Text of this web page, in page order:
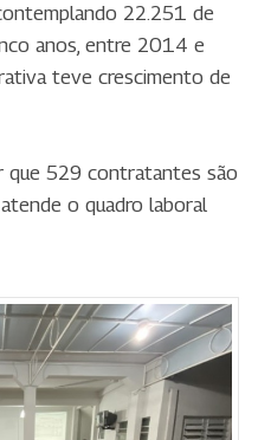
22.251 de
anos, entre 2014 e
teve crescimento de
que 529 contratantes são
o quadro laboral